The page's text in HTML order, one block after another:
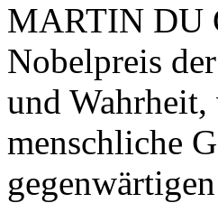
MARTIN DU
Nobelpreis
und
menschliche